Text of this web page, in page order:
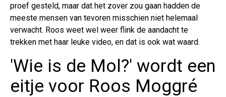
proef gesteld, maar dat het zover zou gaan hadden de
meeste mensen van tevoren misschien niet helemaal
verwacht. Roos weet wel weer flink de aandacht te
trekken met haar leuke video, en dat is ook wat waard.
'Wie is de Mol?' wordt een
eitje voor Roos Moggré